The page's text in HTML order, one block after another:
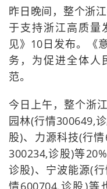
昨日晚间，整个浙
于支持浙江高质量
见》10日发布。《
务，为促进全体人
范。
今日上午，整个浙
园林(行情300649,
股)、力源科技(行
300234,诊股)等
诊股)、宁波能源(
情600704,诊股)等